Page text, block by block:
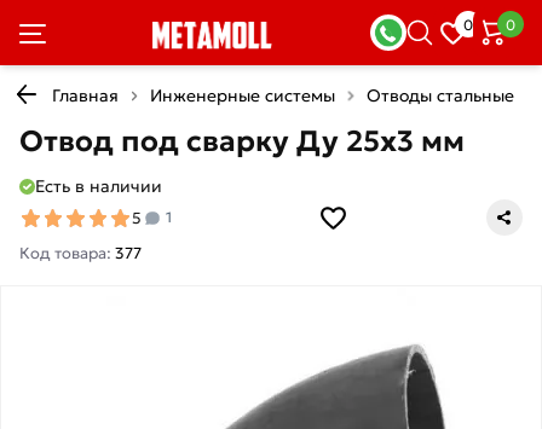
0 0
Главная Инженерные системы Отводы стальные
Отвод под сварку Ду 25х3 мм
Есть в наличии
5 1
Код товара: 377